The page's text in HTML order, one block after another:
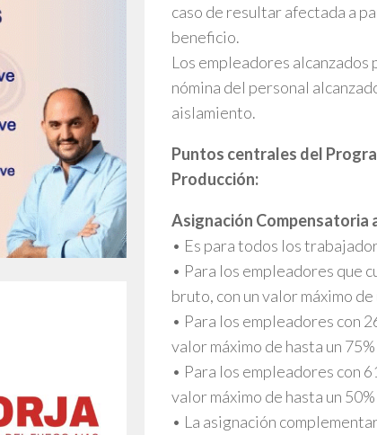
caso de resultar afectada a
beneficio.
Los empleadores
nómina del personal
aislamiento.
Puntos centrales del
Producción:
Asignación Compensatoria
• Es para todos los
• Para los empleadores que
bruto, con un valor máximo
• Para los empleadores con
valor máximo de hasta un
• Para los empleadores con
valor máximo de hasta un
• La asignación